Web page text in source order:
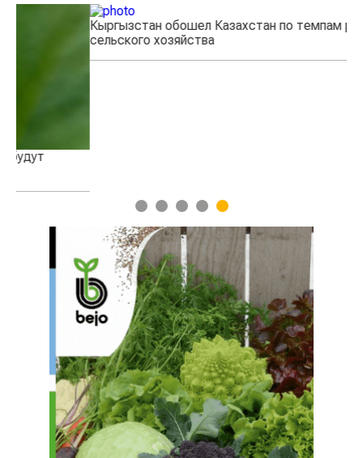
Кыргызстан обошел Казахстан по темпам роста
сельского хозяйства
1 2 3 4 5